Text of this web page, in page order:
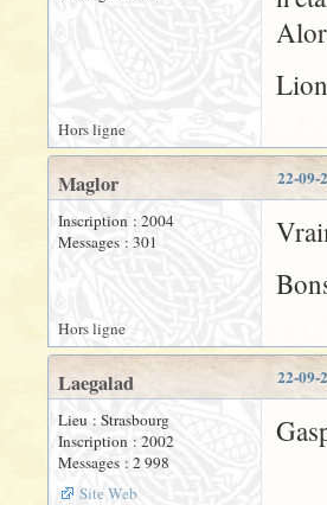
Hors ligne
22-09-
Maglor
Inscription : 2004
Messages : 301
Hors ligne
22-09-
Laegalad
Lieu : Strasbourg
Inscription : 2002
Messages : 2 998
Site Web